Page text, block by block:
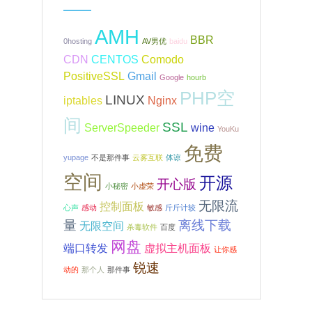
0hosting AMH AV男优 baidu BBR
CDN CENTOS Comodo
PositiveSSL Gmail Google hourb
iptables LINUX Nginx PHP空
间 ServerSpeeder SSL wine YouKu
yupage 不是那件事 云雾互联 体谅 免费
空间 小秘密 小虚荣 开心版 开源
心声 感动 控制面板 敏感 斤斤计较 无限流
量 无限空间 杀毒软件 百度 离线下载
端口转发 网盘 虚拟主机面板 让你感
动的 那个人 那件事 锐速